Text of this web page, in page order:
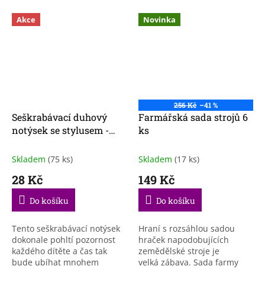
Akce
Seškrabávací duhový
notýsek se stylusem -
Skladem (75 ks)
28 Kč
Do košíku
Tento seškrabávací notýsek
dokonale pohltí pozornost
každého dítěte a čas tak
bude ubíhat mnohem
Novinka
256 Kč –41 %
Farmářská sada strojů 6
ks
Skladem (17 ks)
149 Kč
Do košíku
Hraní s rozsáhlou sadou
hraček napodobujících
zemědělské stroje je
velká zábava. Sada farmy